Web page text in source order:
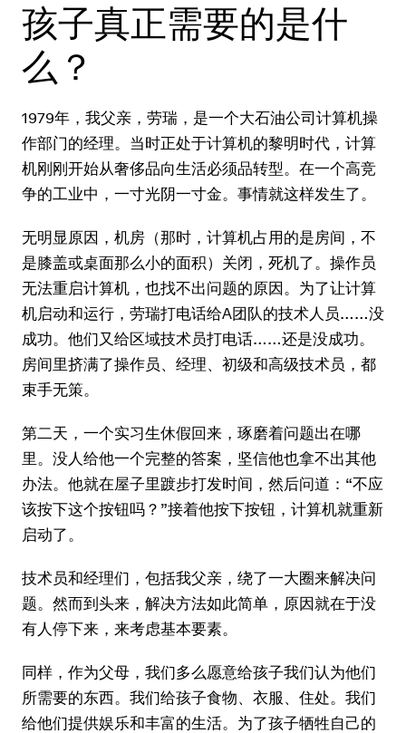
孩子真正需要的是什
么？
1979年，我父亲，劳瑞，是一个大石油公司计算机操
作部门的经理。当时正处于计算机的黎明时代，计算
机刚刚开始从奢侈品向生活必须品转型。在一个高竞
争的工业中，一寸光阴一寸金。事情就这样发生了。
无明显原因，机房（那时，计算机占用的是房间，不
是膝盖或桌面那么小的面积）关闭，死机了。操作员
无法重启计算机，也找不出问题的原因。为了让计算
机启动和运行，劳瑞打电话给A团队的技术人员……没
成功。他们又给区域技术员打电话……还是没成功。
房间里挤满了操作员、经理、初级和高级技术员，都
束手无策。
第二天，一个实习生休假回来，琢磨着问题出在哪
里。没人给他一个完整的答案，坚信他也拿不出其他
办法。他就在屋子里踱步打发时间，然后问道：“不应
该按下这个按钮吗？”接着他按下按钮，计算机就重新
启动了。
技术员和经理们，包括我父亲，绕了一大圈来解决问
题。然而到头来，解决方法如此简单，原因就在于没
有人停下来，来考虑基本要素。
同样，作为父母，我们多么愿意给孩子我们认为他们
所需要的东西。我们给孩子食物、衣服、住处。我们
给他们提供娱乐和丰富的生活。为了孩子牺牲自己的